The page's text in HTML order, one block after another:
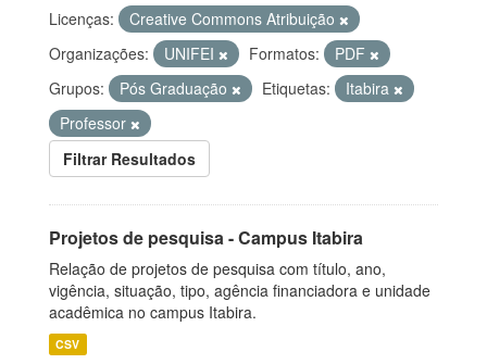
Licenças:
Creative Commons Atribuição
Organizações:
UNIFEI Formatos:
PDF
Grupos:
Pós Graduação Etiquetas:
Itabira
Professor
Filtrar Resultados
Projetos de pesquisa - Campus Itabira
Relação de projetos de pesquisa com título, ano,
vigência, situação, tipo, agência financiadora e unidade
acadêmica no campus Itabira.
CSV